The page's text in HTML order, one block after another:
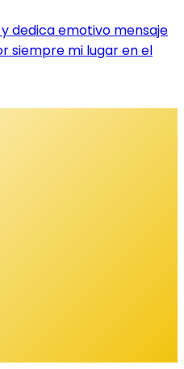
dedica emotivo mensaje
siempre mi lugar en el